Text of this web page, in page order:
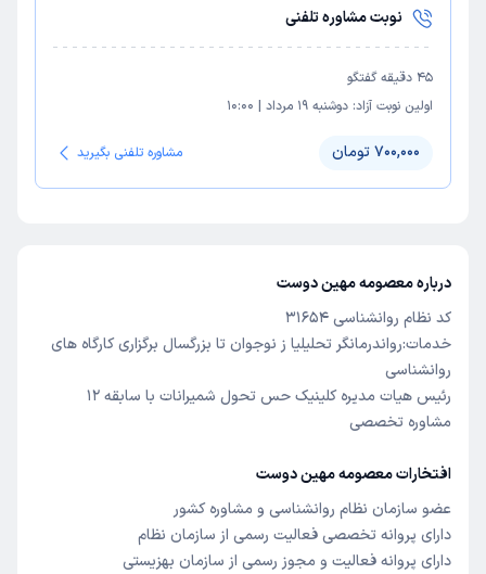
نوبت مشاوره تلفنی
45 دقیقه گفتگو
اولین نوبت آزاد: دوشنبه 19 مرداد |
10:00
700,000 تومان مشاوره تلفنی بگیرید
درباره معصومه مهین دوست
کد نظام روانشناسی 31654
خدمات:رواندرمانگر تحلیلیا ز نوجوان تا بزرگسال برگزاری کارگاه های
روانشناسی
رئیس هیات مدیره کلینیک حس تحول شمیرانات با سابقه 12
مشاوره تخصصی
افتخارات معصومه مهین دوست
عضو سازمان نظام روانشناسی و مشاوره کشور
دارای پروانه تخصصی فعالیت رسمی از سازمان نظام
دارای پروانه فعالیت و مجوز رسمی از سازمان بهزیستی